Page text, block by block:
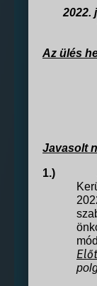
2022.
Az ülés
Javasolt
1.)